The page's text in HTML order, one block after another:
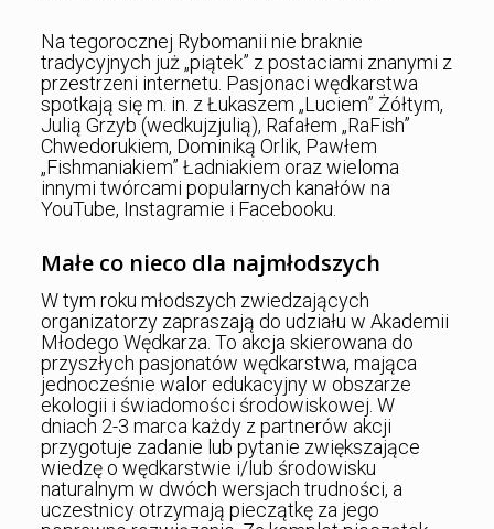
Na tegorocznej Rybomanii nie braknie
tradycyjnych już „piątek” z postaciami znanymi z
przestrzeni internetu. Pasjonaci wędkarstwa
spotkają się m. in. z Łukaszem „Luciem” Żółtym,
Julią Grzyb (wedkujzjulią), Rafałem „RaFish”
Chwedorukiem, Dominiką Orlik, Pawłem
„Fishmaniakiem” Ładniakiem oraz wieloma
innymi twórcami popularnych kanałów na
YouTube, Instagramie i Facebooku.
Małe co nieco dla najmłodszych
W tym roku młodszych zwiedzających
organizatorzy zapraszają do udziału w Akademii
Młodego Wędkarza. To akcja skierowana do
przyszłych pasjonatów wędkarstwa, mająca
jednocześnie walor edukacyjny w obszarze
ekologii i świadomości środowiskowej. W
dniach 2-3 marca każdy z partnerów akcji
przygotuje zadanie lub pytanie zwiększające
wiedzę o wędkarstwie i/lub środowisku
naturalnym w dwóch wersjach trudności, a
uczestnicy otrzymają pieczątkę za jego